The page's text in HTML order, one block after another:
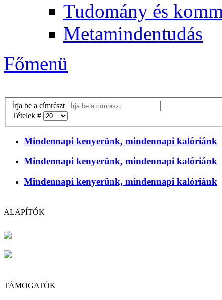
Tudomány és
Metamindentudás
Főmenü
Írja be a címrészt
Tételek #
Mindennapi kenyerünk, mindennapi kalóriánk
Mindennapi kenyerünk, mindennapi kalóriánk
Mindennapi kenyerünk, mindennapi kalóriánk
ALAPÍTÓK
TÁMOGATÓK